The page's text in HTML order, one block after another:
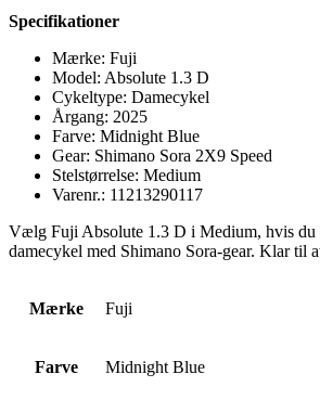
Specifikationer
Mærke: Fuji
Model: Absolute 1.3 D
Cykeltype: Damecykel
Årgang: 2025
Farve: Midnight Blue
Gear: Shimano Sora 2X9 Speed
Stelstørrelse: Medium
Varenr.: 11213290117
Vælg Fuji Absolute 1.3 D i Medium, hvis du
damecykel med Shimano Sora-gear. Klar til
Mærke Fuji
Farve Midnight Blue